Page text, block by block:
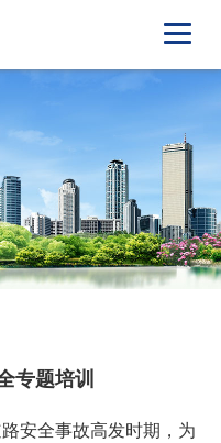
专题培训
安全事故高发时期，为